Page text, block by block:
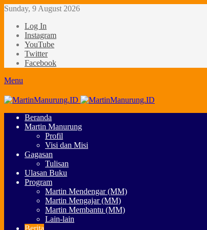
Sunday, 9 August 2026
Log In
Instagram
YouTube
Twitter
Facebook
Menu
Beranda
Martin Manurung
Profil
Visi dan Misi
Gagasan
Tulisan
Ulasan Buku
Program
Martin Mendengar (MM)
Martin Mengajar (MM)
Martin Membantu (MM)
Lain-lain
Berita